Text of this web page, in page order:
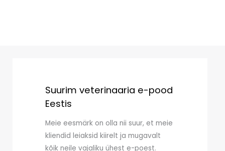
Suurim veterinaaria e-pood
Eestis
Meie eesmärk on olla nii suur, et meie
kliendid leiaksid kiirelt ja mugavalt
kõik neile vajaliku ühest e-poest.